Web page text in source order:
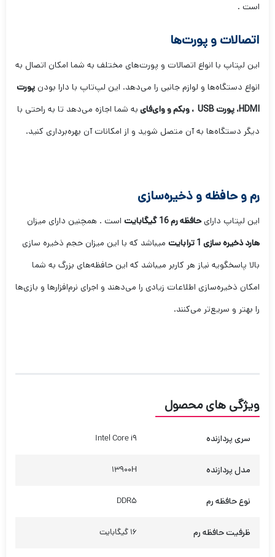
است .
اتصالات و پورت‌ها
این لپتاپ با انواع اتصالات و پورت‌های مختلف به شما امکان اتصال به
انواع دستگاه‌ها و لوازم جانبی را می‌دهد. این لپ‌تاپ با دارا بودن پورت‌
HDMI، پورت USB ، وبکم و وای‌فای به شما اجازه می‌دهد تا به راحتی با
دیگر دستگاه‌ها به آن متصل شوید و از امکانات آن بهره‌برداری کنید.
رم و حافظه و ذخیره‌سازی
این لپتاپ دارایحافظه رم 16 گیگابایت
است . همچنین دارای میزان
هارد ذخیره سازی 1 ترابایت
میباشد که با این میزان حجم ذخیره سازی
بالا پاسخگویه نیاز هر کاربر میباشد که این حافظه‌های بزرگ به شما
امکان ذخیره‌سازی اطلاعات زیادی را می‌دهند و اجرای نرم‌افزارها و بازی‌ها
را بهتر و سریع‌تر می‌کنند.
ویژگی های محصول
سری پردازنده Intel Core i9
مدل پردازنده 13900H
نوع حافظه رم DDR5
ظرفیت حافظه رم 16 گیگابایت